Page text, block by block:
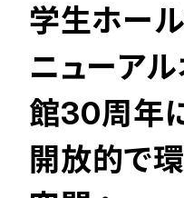
学生ホー
ニューア
館30周年
開放的で